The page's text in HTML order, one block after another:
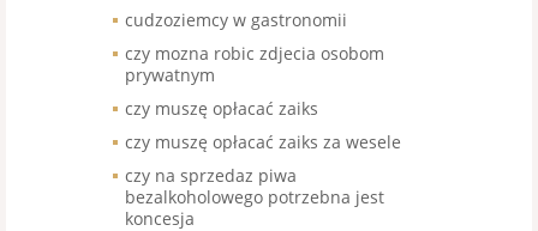
cudzoziemcy w gastronomii
czy mozna robic zdjecia osobom
prywatnym
czy muszę opłacać zaiks
czy muszę opłacać zaiks za wesele
czy na sprzedaz piwa
bezalkoholowego potrzebna jest
koncesja